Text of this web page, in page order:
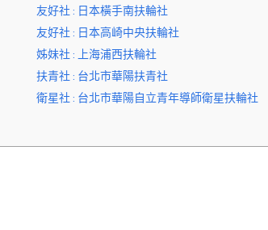
友好社 : 日本橫手南扶輪社
友好社 : 日本高崎中央扶輪社
姊妹社 : 上海浦西扶輪社
扶青社 : 台北市華陽扶青社
衛星社 : 台北市華陽自立青年導師衛星扶輪社